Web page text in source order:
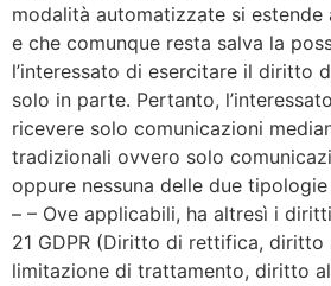
modalità automatizzate si estende
e che comunque resta salva la
l’interessato di esercitare il diritto
solo in parte. Pertanto,
ricevere solo comunicazioni
tradizionali ovvero solo
oppure nessuna delle due
– – Ove applicabili, ha altresì i
21 GDPR (Diritto di rettifica, diritto
limitazione di trattamento, diritto